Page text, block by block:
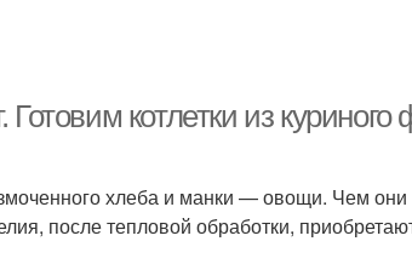
котлетки из
хлеба и манки — овощи. Чем
после тепловой обработки,